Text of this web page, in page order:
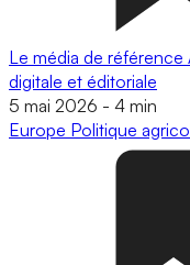
Le média de référence
digitale et éditoriale
5 mai 2026 - 4 min
Europe Politique